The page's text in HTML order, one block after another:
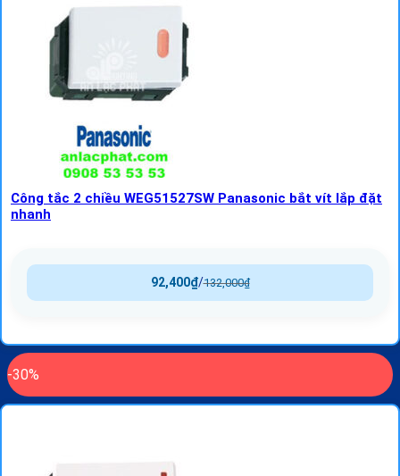
Công tắc 2 chiều WEG51527SW Panasonic bắt vít lắp đặt
nhanh
132,000₫
/
92,400₫
-30%